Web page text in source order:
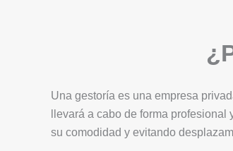
Una gestoría es una empresa
llevará a cabo de forma
su comodidad y evitando